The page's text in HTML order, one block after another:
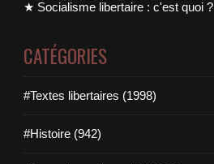
★ Socialisme libertaire : c'est quoi ?
CATÉGORIES
#Textes libertaires (1998)
#Histoire (942)